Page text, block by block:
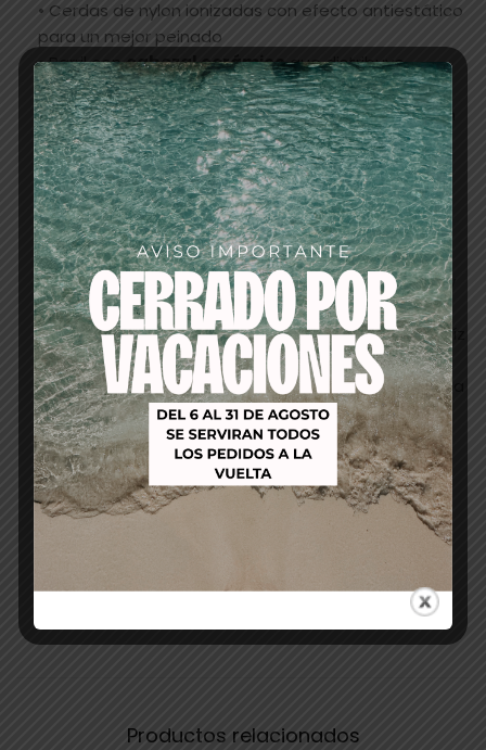
• Cerdas de nylon ionizadas con efecto antiestático
para un mejor peinado
• Barril concabezal cerámicoque distribuye
uniformemente el calor
• Cerdas onduladas que recogen el cabello para un
control óptimo
• Diseño ergonómico para crear cualquier look con
facilidad
• Cabellosuave, brillante y con ondas definidas,
con aspecto sano y cuidadoModo de uso:
Colocar el cabello húmedo o ligeramente seco y
desenredar suavemente con el cepillo
Usar con secador, pasando el cepillo desde la raíz
hasta las puntas
Repetir el movimiento según sea necesario hasta
lograr el estilo deseado
Para mantenimiento diario, usar el cepillo para
peinar y dar forma al cabello seco
Resultado:
Cabellosuave, brillante y con ondas naturales,
protegido frente a la electricidad estática y daños
por calor, con acabado profesional y radiante.
Productos relacionados